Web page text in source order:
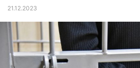
21.12.2023